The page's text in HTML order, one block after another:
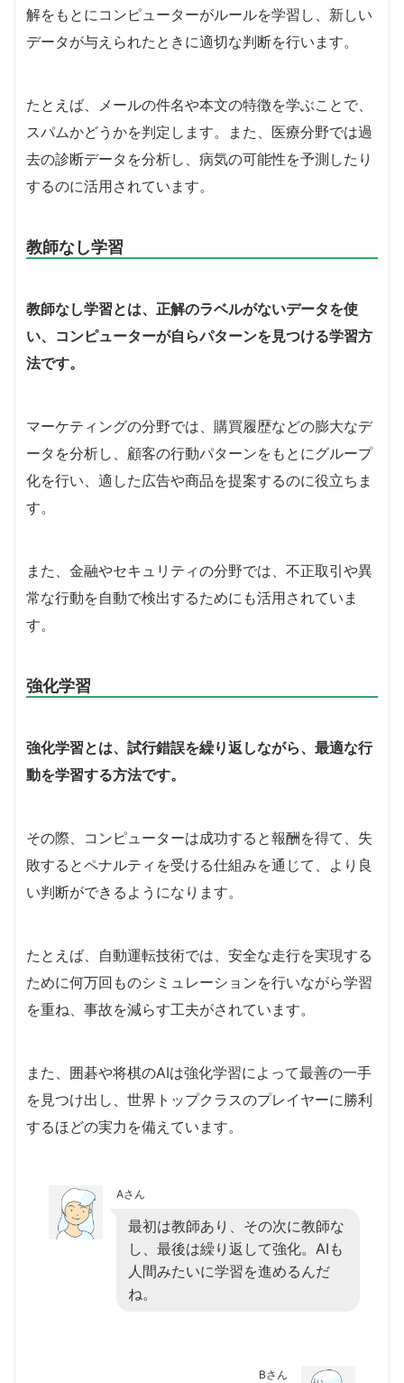
解をもとにコンピューターがルールを学習し、新しい
データが与えられたときに適切な判断を行います。
たとえば、メールの件名や本文の特徴を学ぶことで、
スパムかどうかを判定します。また、医療分野では過
去の診断データを分析し、病気の可能性を予測したり
するのに活用されています。
教師なし学習
教師なし学習とは、正解のラベルがないデータを使
い、コンピューターが自らパターンを見つける学習方
法です。
マーケティングの分野では、購買履歴などの膨大なデ
ータを分析し、顧客の行動パターンをもとにグループ
化を行い、適した広告や商品を提案するのに役立ちま
す。
また、金融やセキュリティの分野では、不正取引や異
常な行動を自動で検出するためにも活用されていま
す。
強化学習
強化学習とは、試行錯誤を繰り返しながら、最適な行
動を学習する方法です。
その際、コンピューターは成功すると報酬を得て、失
敗するとペナルティを受ける仕組みを通じて、より良
い判断ができるようになります。
たとえば、自動運転技術では、安全な走行を実現する
ために何万回ものシミュレーションを行いながら学習
を重ね、事故を減らす工夫がされています。
また、囲碁や将棋のAIは強化学習によって最善の一手
を見つけ出し、世界トップクラスのプレイヤーに勝利
するほどの実力を備えています。
Aさん
最初は教師あり、その次に教師な
し、最後は繰り返して強化。AIも
人間みたいに学習を進めるんだ
ね。
Bさん